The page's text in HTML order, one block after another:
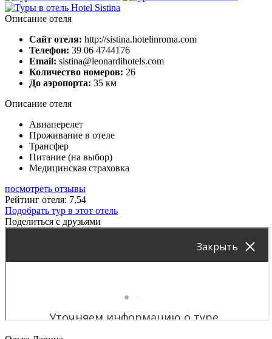
Описание отеля
Сайт отеля: http://sistina.hotelinroma.com
Телефон: 39 06 4744176
Email: sistina@leonardihotels.com
Количество номеров: 26
До аэропорта: 35 км
Описание отеля
Авиаперелет
Проживание в отеле
Трансфер
Питание (на выбор)
Медицинская страховка
посмотреть отзывы
Рейтинг отеля: 7,54
Подобрать тур в этот отель
Поделиться с друзьями